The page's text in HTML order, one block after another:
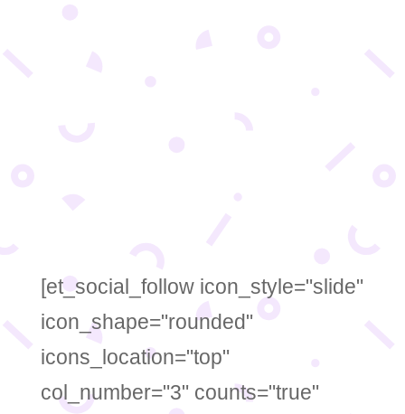
[et_social_follow icon_style="slide"
icon_shape="rounded"
icons_location="top"
col_number="3" counts="true"